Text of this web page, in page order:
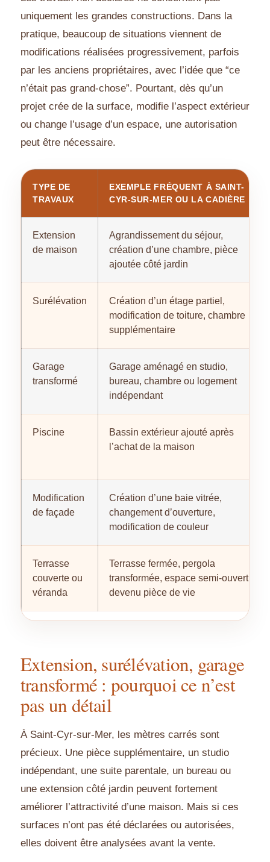
uniquement les grandes constructions. Dans la
pratique, beaucoup de situations viennent de
modifications réalisées progressivement, parfois
par les anciens propriétaires, avec l’idée que “ce
n’était pas grand-chose”. Pourtant, dès qu’un
projet crée de la surface, modifie l’aspect extérieur
ou change l’usage d’un espace, une autorisation
peut être nécessaire.
TYPE DE
TRAVAUX
EXEMPLE FRÉQUENT À SAINT-
CYR-SUR-MER OU LA CADIÈRE
Extension
de maison
Agrandissement du séjour,
création d’une chambre, pièce
ajoutée côté jardin
Surélévation
Création d’un étage partiel,
modification de toiture, chambre
supplémentaire
Garage
transformé
Garage aménagé en studio,
bureau, chambre ou logement
indépendant
Piscine
Bassin extérieur ajouté après
l’achat de la maison
Modification
de façade
Création d’une baie vitrée,
changement d’ouverture,
modification de couleur
Terrasse
couverte ou
véranda
Terrasse fermée, pergola
transformée, espace semi-ouvert
devenu pièce de vie
Extension, surélévation, garage
transformé : pourquoi ce n’est
pas un détail
À Saint-Cyr-sur-Mer, les mètres carrés sont
précieux. Une pièce supplémentaire, un studio
indépendant, une suite parentale, un bureau ou
une extension côté jardin peuvent fortement
améliorer l’attractivité d’une maison. Mais si ces
surfaces n’ont pas été déclarées ou autorisées,
elles doivent être analysées avant la vente.